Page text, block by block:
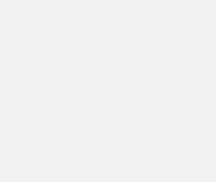
bläulich leuchtend